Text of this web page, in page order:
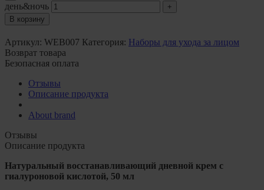
день&ночь
В корзину
Артикул: WEB007 Категория: Наборы для ухода за лицом
Возврат товара
Безопасная оплата
Отзывы
Описание продукта
About brand
Отзывы
Описание продукта
Натуральный восстанавливающий дневной крем с
гиалуроновой кислотой, 50 мл